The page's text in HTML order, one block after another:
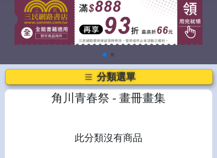
分類選單
角川青春祭 - 畫冊畫集
此分類沒有商品